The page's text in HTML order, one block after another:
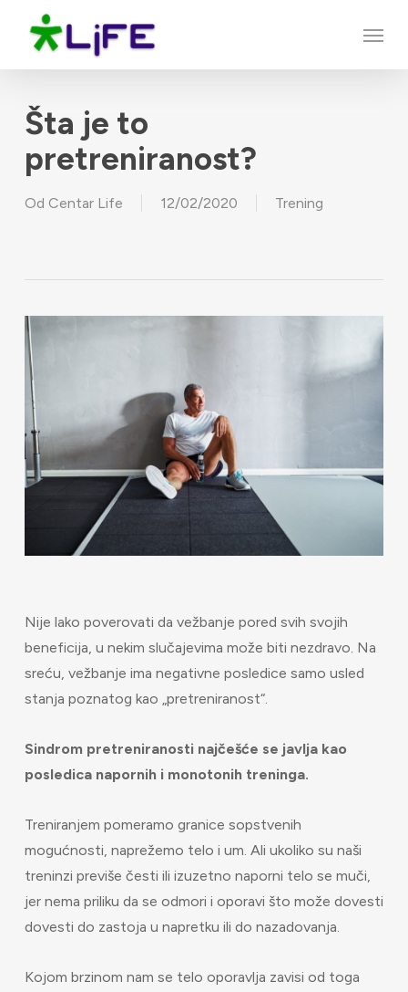
Menu
Šta je to
pretreniranost?
Od Centar Life 12/02/2020 Trening
Nije lako poverovati da vežbanje pored svih svojih
beneficija, u nekim slučajevima može biti nezdravo. Na
sreću, vežbanje ima negativne posledice samo usled
stanja poznatog kao „pretreniranost“.
Sindrom pretreniranosti najčešće se javlja kao
posledica napornih i monotonih treninga.
Treniranjem pomeramo granice sopstvenih
mogućnosti, naprežemo telo i um. Ali ukoliko su naši
treninzi previše česti ili izuzetno naporni telo se muči,
jer nema priliku da se odmori i oporavi što može dovesti
dovesti do zastoja u napretku ili do nazadovanja.
Kojom brzinom nam se telo oporavlja zavisi od toga